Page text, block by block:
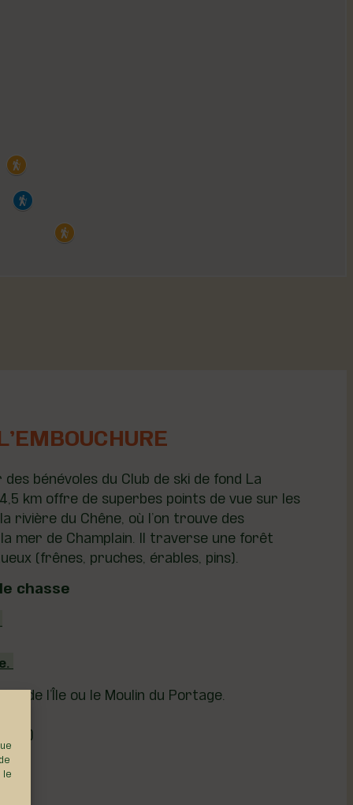
le
bénévoles du Club de ski de fond La
km offre de superbes points de vue sur les
rivière du Chêne, où l’on trouve des
mer de Champlain. Il traverse une forêt
(frênes, pruches, érables, pins).
chasse
de l’Île ou le Moulin du Portage.